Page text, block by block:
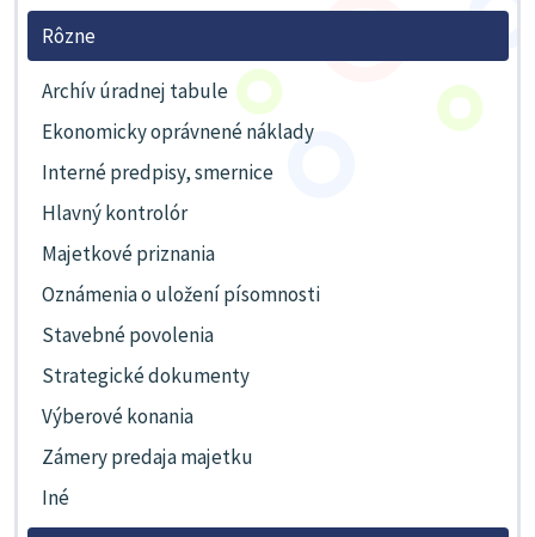
Rôzne
Archív úradnej tabule
Ekonomicky oprávnené náklady
Interné predpisy, smernice
Hlavný kontrolór
Majetkové priznania
Oznámenia o uložení písomnosti
Stavebné povolenia
Strategické dokumenty
Výberové konania
Zámery predaja majetku
Iné